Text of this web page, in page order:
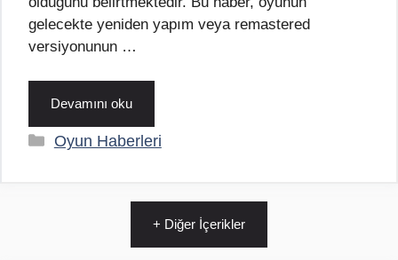
gelecekte yeniden yapım veya remastered
versiyonunun …
Devamını oku
Kategoriler
Oyun Haberleri
+ Diğer İçerikler